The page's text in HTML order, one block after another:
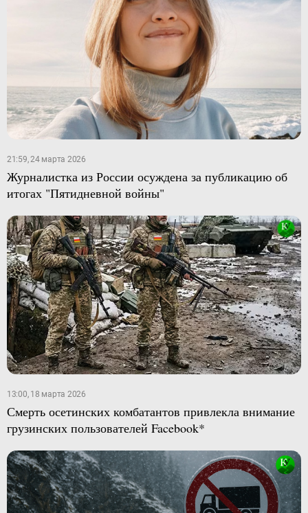
21:59, 24 марта 2026
Журналистка из России осуждена за публикацию об
итогах "Пятидневной войны"
13:00, 18 марта 2026
Смерть осетинских комбатантов привлекла внимание
грузинских пользователей Facebook*